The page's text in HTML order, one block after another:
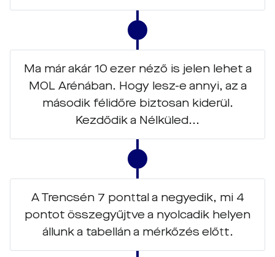
Ma már akár 10 ezer néző is jelen lehet a
MOL Arénában. Hogy lesz-e annyi, az a
második félidőre biztosan kiderül.
Kezdődik a Nélküled...
A Trencsén 7 ponttal a negyedik, mi 4
pontot összegyűjtve a nyolcadik helyen
állunk a tabellán a mérkőzés előtt.